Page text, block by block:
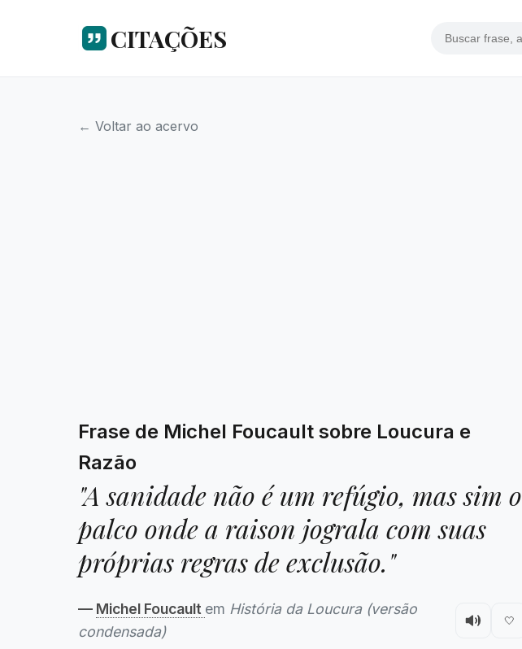
CITAÇÕES
← Voltar ao acervo
Frase de Michel Foucault sobre Loucura e
Razão
"A sanidade não é um refúgio, mas sim o
palco onde a raison jograla com suas
próprias regras de exclusão."
— Michel Foucault em História da Loucura (versão
condensada)
🤍